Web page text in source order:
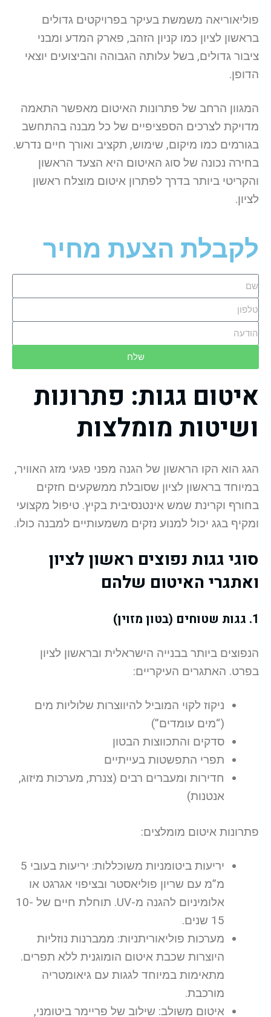
פוליאוריאה משמשת בעיקר בפרויקטים גדולים
בראשון לציון כמו קניון הזהב, פארק המדע ומבני
ציבור גדולים, בשל עלותה הגבוהה והביצועים יוצאי
הדופן.
המגוון הרחב של פתרונות האיטום מאפשר התאמה
מדויקת לצרכים הספציפיים של כל מבנה בהתחשב
בגורמים כמו מיקום, שימוש, תקציב ואורך חיים נדרש.
בחירה נכונה של סוג האיטום היא הצעד הראשון
והקריטי ביותר בדרך לפתרון איטום מוצלח ראשון
לציון.
לקבלת הצעת מחיר
שלח
איטום גגות: פתרונות
ושיטות מומלצות
הגג הוא הקו הראשון של הגנה מפני פגעי מזג האוויר,
במיוחד בראשון לציון שסובלת ממשקעים חזקים
בחורף וקרינת שמש אינטנסיבית בקיץ. טיפול מקצועי
ומקיף בגג יכול למנוע נזקים משמעותיים למבנה כולו.
סוגי גגות נפוצים ראשון לציון
ואתגרי האיטום שלהם
1. גגות שטוחים (בטון מזוין)
הנפוצים ביותר בבנייה הישראלית ובראשון לציון
בפרט. האתגרים העיקריים:
ניקוז לקוי המוביל להיווצרות שלוליות מים
(“מים עומדים”)
סדקים והתכווצות הבטון
תפרי התפשטות בעייתיים
חדירות ומעברים רבים (צנרת, מערכות מיזוג,
אנטנות)
פתרונות איטום מומלצים:
יריעות ביטומניות משוכללות: יריעות בעובי 5
מ”מ עם שריון פוליאסטר ובציפוי אגרגט או
אלומיניום להגנה מ-UV. תוחלת חיים של 10-
15 שנים.
מערכות פוליאוריתניות: ממברנות נוזליות
היוצרות שכבת איטום הומוגנית ללא תפרים.
מתאימות במיוחד לגגות עם גיאומטריה
מורכבת.
איטום משולב: שילוב של פריימר ביטומני,